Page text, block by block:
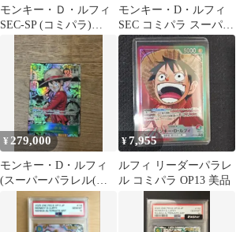
モンキー・Ｄ・ルフィ
SEC-SP (コミパラ)
[OP13-118]
モンキー・D・ルフィ
SEC コミパラ スーパー
パラレル OP13-118
¥279,000
モンキー・D・ルフィ
(スーパーパラレル(コ
ミパラ)) OP13-118
¥7,955
ルフィ リーダーパラレ
ル コミパラ OP13 美品